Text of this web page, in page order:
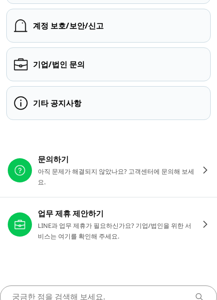
계정 보호/보안/신고
기업/법인 문의
기타 공지사항
문의하기
아직 문제가 해결되지 않았나요? 고객센터에 문의해 보세
요.
업무 제휴 제안하기
LINE과 업무 제휴가 필요하신가요? 기업/법인을 위한 서
비스는 여기를 확인해 주세요.